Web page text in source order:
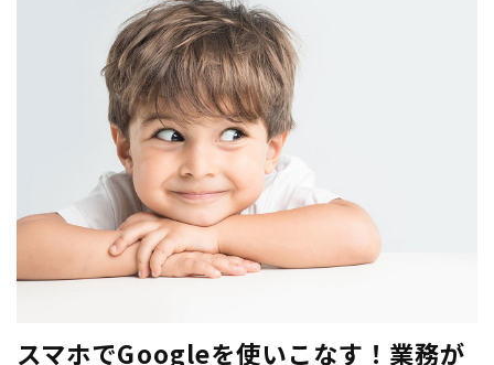
スマホでGoogleを使いこなす！業務が